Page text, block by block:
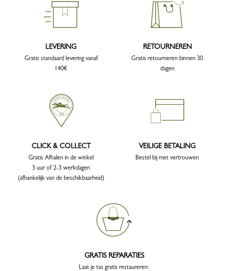
LEVERING
Gratis standaard levering vanaf
140€
RETOURNEREN
Gratis retourneren binnen 30
dagen
CLICK & COLLECT
Gratis Afhalen in de winkel
3 uur of 2-3 werkdagen
(afhankelijk van de beschikbaarheid)
VEILIGE BETALING
Bestel bij met vertrouwen
GRATIS REPARATIES
Laat je tas gratis restaureren: